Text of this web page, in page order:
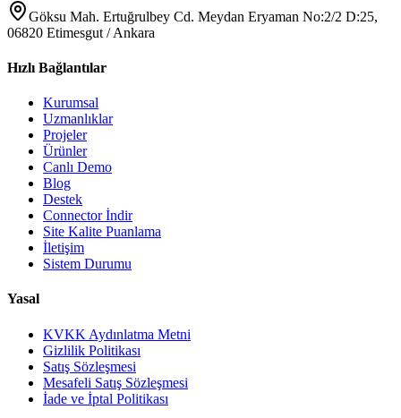
Göksu Mah. Ertuğrulbey Cd. Meydan Eryaman No:2/2 D:25,
06820 Etimesgut / Ankara
Hızlı Bağlantılar
Kurumsal
Uzmanlıklar
Projeler
Ürünler
Canlı Demo
Blog
Destek
Connector İndir
Site Kalite Puanlama
İletişim
Sistem Durumu
Yasal
KVKK Aydınlatma Metni
Gizlilik Politikası
Satış Sözleşmesi
Mesafeli Satış Sözleşmesi
İade ve İptal Politikası